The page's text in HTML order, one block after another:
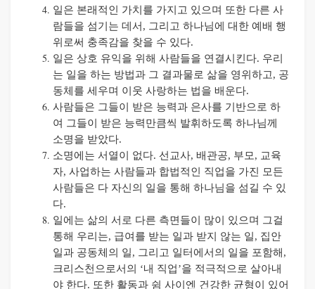
일은 본래적인 가치를 가지고 있으며 또한 다른 사
람들을 섬기는 데서 , 그리고 하나님에 대한 예배 행
위로써 충족감을 찾을 수 있다.
일은 상호 유익을 위해 사람들을 연결시킨다. 우리
는 일을 하는 방법과 그 결과물로 삶을 영위하고, 공
동체를 세우며 이웃 사랑하는 법을 배운다.
사람들은 그들이 받은 능력과 은사를 기반으로 하
여 그들이 받은 능력만큼씩 발휘하도록 하나님께
소명을 받았다.
소명에는 서열이 없다. 선교사, 배관공, 부모, 교육
자, 사업하는 사람들과 합법적인 직업을 가진 모든
사람들은 다 자신의 일을 통해 하나님을 섬길 수 있
다.
일에는 삶의 서로 다른 측면들이 많이 있으며 그걸
통해 우리는, 급여를 받는 일과 받지 않는 일, 집안
일과 공동체의 일, 그리고 일터에서의 일을 포함해 ,
크리스천으로서의 ‘내 직업’을 적극적으로 살아내
야 한다. 또한 활동과 쉼 사이엔 건강한 균형이 있어